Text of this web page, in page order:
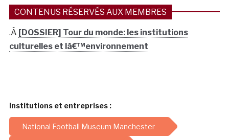
CONTENUS RÉSERVÉS AUX MEMBRES
.Â [DOSSIER] Tour du monde: les institutions
culturelles et lâ€™environnement
Institutions et entreprises :
National Football Museum Manchester